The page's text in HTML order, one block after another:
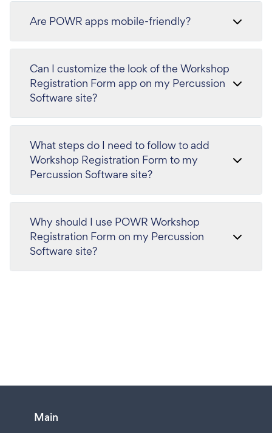
Are POWR apps mobile-friendly?
Can I customize the look of the Workshop
Registration Form app on my Percussion
Software site?
What steps do I need to follow to add
Workshop Registration Form to my
Percussion Software site?
Why should I use POWR Workshop
Registration Form on my Percussion
Software site?
Main